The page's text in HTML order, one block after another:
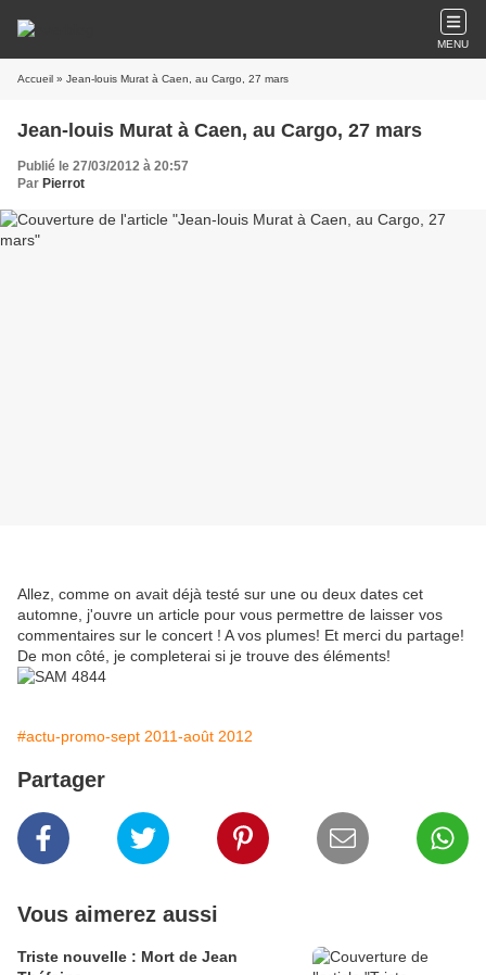
MENU
Accueil » Jean-louis Murat à Caen, au Cargo, 27 mars
Jean-louis Murat à Caen, au Cargo, 27 mars
Publié le 27/03/2012 à 20:57
Par Pierrot
Allez, comme on avait déjà testé sur une ou deux dates cet
automne, j'ouvre un article pour vous permettre de laisser vos
commentaires sur le concert ! A vos plumes! Et merci du partage!
De mon côté, je completerai si je trouve des éléments!
#actu-promo-sept 2011-août 2012
Partager
Vous aimerez aussi
Triste nouvelle : Mort de Jean